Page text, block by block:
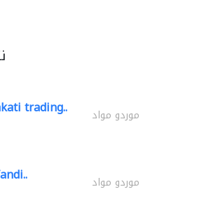
trading.. موردو مواد
موردو مواد